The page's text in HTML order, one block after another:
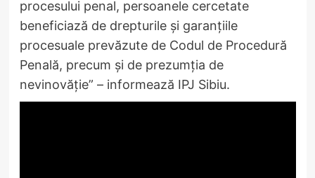
procesului penal, persoanele cercetate
beneficiază de drepturile și garanțiile
procesuale prevăzute de Codul de Procedură
Penală, precum și de prezumția de
nevinovăție” – informează IPJ Sibiu.